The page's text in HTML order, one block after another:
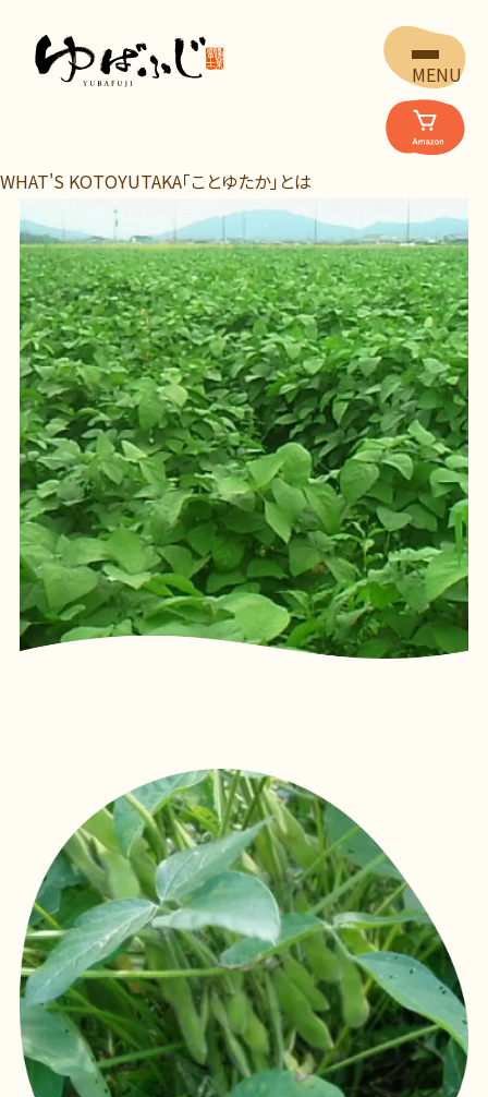
MENU
WHAT'S KOTOYUTAKA「ことゆたか」とは